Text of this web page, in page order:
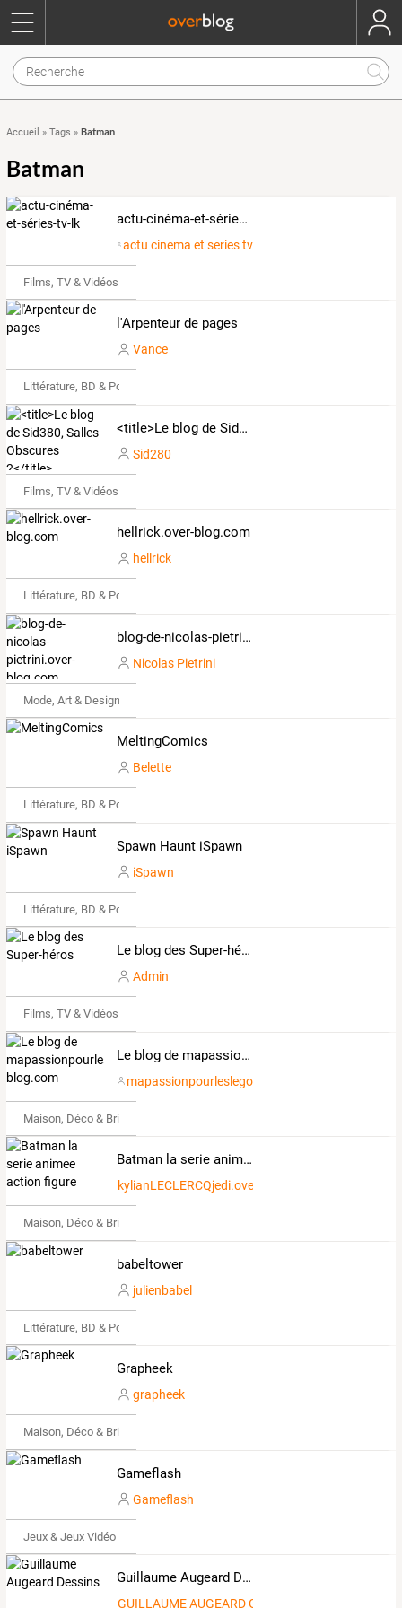
Accueil » Tags » Batman
Batman
actu-cinéma-et-séries-tv-lk
actu cinema et series tv
Films, TV & Vidéos
l'Arpenteur de pages
Vance
Littérature, BD & Poésie
<title>Le blog de Sid380, Salles Obscures 2</title>
Sid280
Films, TV & Vidéos
hellrick.over-blog.com
hellrick
Littérature, BD & Poésie
blog-de-nicolas-pietrini.over-blog.com
Nicolas Pietrini
Mode, Art & Design
MeltingComics
Belette
Littérature, BD & Poésie
Spawn Haunt iSpawn
iSpawn
Littérature, BD & Poésie
Le blog des Super-héros
Admin
Films, TV & Vidéos
Le blog de mapassionpourleslego.over-blog.com
mapassionpourleslego
Maison, Déco & Bricolage
Batman la serie animee action figure
kylianLECLERCQjedi.over-blog.fr
Maison, Déco & Bricolage
babeltower
julienbabel
Littérature, BD & Poésie
Grapheek
grapheek
Maison, Déco & Bricolage
Gameflash
Gameflash
Jeux & Jeux Vidéo
Guillaume Augeard Dessins
GUILLAUME AUGEARD GUYOME